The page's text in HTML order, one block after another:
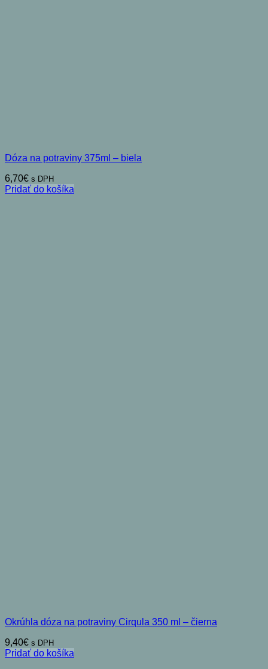
Dóza na potraviny 375ml – biela
6,70€ s DPH
Pridať do košíka
Okrúhla dóza na potraviny Cirqula 350 ml – čierna
9,40€ s DPH
Pridať do košíka